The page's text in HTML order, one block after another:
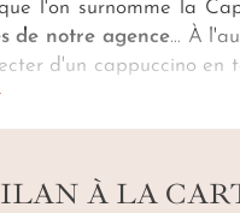
l'on surnomme la
de notre agence… À
d'un cappuccino en
d'œuvre de Léonard de
À LA